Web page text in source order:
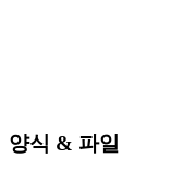
양식 & 파일